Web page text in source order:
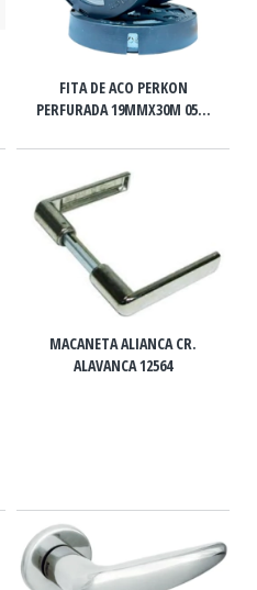
FITA DE ACO PERKON
PERFURADA 19MMX30M 05...
MACANETA ALIANCA CR.
ALAVANCA 12564